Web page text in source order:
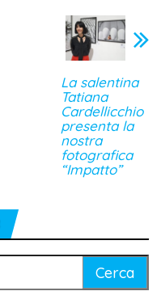
La salentina
Tatiana
Cardellicchio
presenta la
nostra
fotografica
“Impatto”